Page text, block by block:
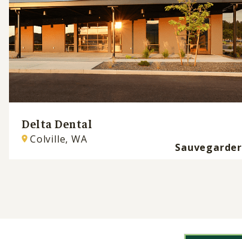
Delta Dental
Colville, WA
Sauvegarder